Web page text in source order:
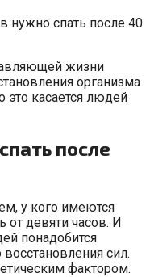
жизни
организма
касается людей
после
у кого имеются
от девяти часов. И
понадобится
сил.
фактором.